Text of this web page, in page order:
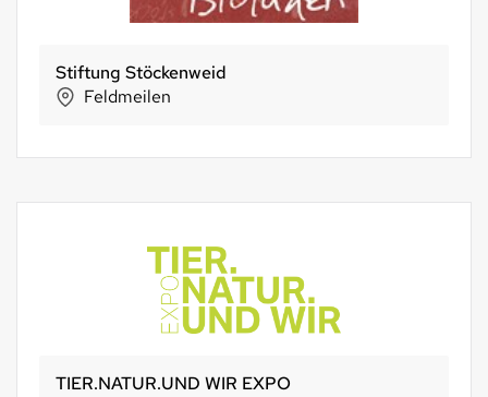
Stiftung Stöckenweid
Feldmeilen
TIER.NATUR.UND WIR EXPO